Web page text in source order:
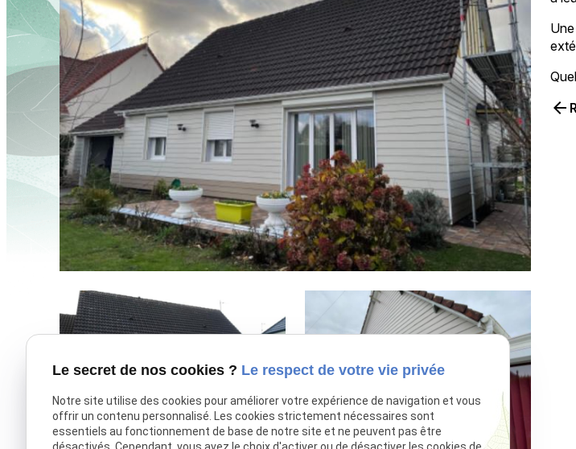
arrow_back
Le secret de nos cookies ? Le respect de votre vie privée
Notre site utilise des cookies pour améliorer votre expérience de navigation et vous
offrir un contenu personnalisé. Les cookies strictement nécessaires sont
essentiels au fonctionnement de base de notre site et ne peuvent pas être